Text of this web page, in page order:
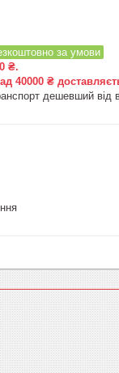
за умови
₴.
40000 ₴
дешевший від